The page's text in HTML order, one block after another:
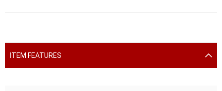
ITEM FEATURES